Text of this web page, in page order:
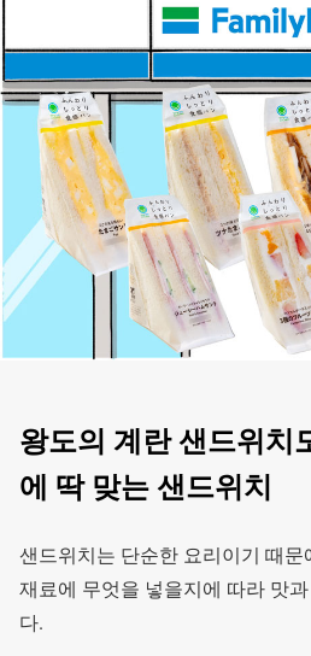
왕도의 계란 샌드위치
에 딱 맞는 샌드위치
샌드위치는 단순한 요리이기 때문
재료에 무엇을 넣을지에 따라 맛
다.